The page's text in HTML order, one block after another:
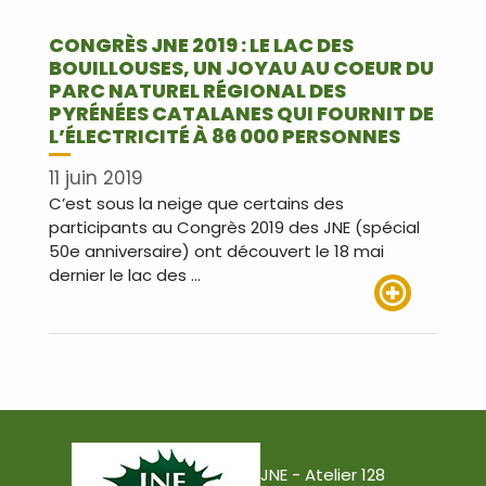
CONGRÈS JNE 2019 : LE LAC DES
BOUILLOUSES, UN JOYAU AU COEUR DU
PARC NATUREL RÉGIONAL DES
PYRÉNÉES CATALANES QUI FOURNIT DE
L’ÉLECTRICITÉ À 86 000 PERSONNES
11 juin 2019
C’est sous la neige que certains des
participants au Congrès 2019 des JNE (spécial
50e anniversaire) ont découvert le 18 mai
dernier le lac des …
JNE - Atelier 128